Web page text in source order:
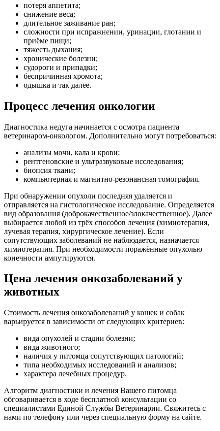
потеря аппетита;
снижение веса;
длительное заживание ран;
сложности при испражнении, уринации, глотании и
приёме пищи;
тяжесть дыхания;
хронические болезни;
судороги и припадки;
беспричинная хромота;
одышка и так далее.
Процесс лечения онкологии
Диагностика недуга начинается с осмотра пациента
ветеринаром-онкологом. Дополнительно могут потребоваться:
анализы мочи, кала и крови;
рентгеновские и ультразвуковые исследования;
биопсия ткани;
компьютерная и магнитно-резонансная томография.
При обнаружении опухоли последняя удаляется и
отправляется на гистологическое исследование. Определяется
вид образования (доброкачественное/злокачественное). Далее
выбирается любой из трёх способов лечения (химиотерапия,
лучевая терапия, хирургическое лечение). Если
сопутствующих заболеваний не наблюдается, назначается
химиотерапия. При необходимости поражённые опухолью
конечности ампутируются.
Цена лечения онкозаболеваний у
животных
Стоимость лечения онкозаболеваний у кошек и собак
варьируется в зависимости от следующих критериев:
вида опухолей и стадии болезни;
вида животного;
наличия у питомца сопутствующих патологий;
типа необходимых исследований и анализов;
характера лечебных процедур.
Алгоритм диагностики и лечения Вашего питомца
обговаривается в ходе бесплатной консультации со
специалистами Единой Службы Ветеринарии. Свяжитесь с
нами по телефону или через специальную форму на сайте.